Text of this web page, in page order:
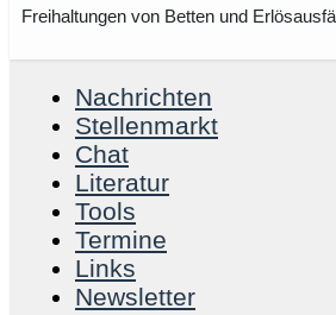
Freihaltungen von Betten und
Nachrichten
Stellenmarkt
Chat
Literatur
Tools
Termine
Links
Newsletter